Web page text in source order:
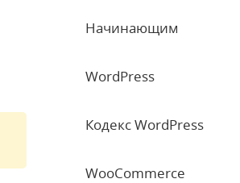
Начинающим
WordPress
Кодекс WordPress
WooCommerce